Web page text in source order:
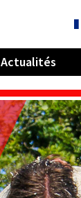
Actualités